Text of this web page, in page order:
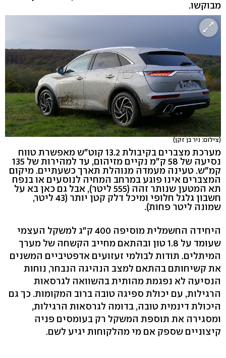
מבוקשו.
(צילום: ניר בן זקן)
מערכת מצברים בקיבולת 13.2 קוט"ש מאפשרת טווח
נסיעה של 58 ק"מ נקיים מזיהום, עד למהירות של 135
קמ"ש. טעינה מעמדה מנוהלת תארך כשעתיים. מיקום
המצברים אינו פוגע במרחב המחיה לנוסעים או בנפח
תא המטען שנותר זהה (555 ליטר), אבל גם כאן בא על
חשבון גלגל חלופי ומיכל דלק קטן יותר (43 ליטר,
שמונה ליטר פחות).
היחידה החשמלית מוסיפה 400 ק"ג למשקל העצמי
שעומד על 1.8 טון ובהתאם מחייב הקשחה של מערך
המיתלים. תודות לבולמי זעזועים אדפטיביים המשנים
את קשיחותם בהתאם למצב הנהיגה הנבחר, נוחות
הנסיעה לא נפגמת מהותית בהשוואה לגרסאות
הרגילות, עם יכולת ספיגה טובה ברוב המקומות. כך גם
היכולת דינמית טובה, בדומה לגרסאות הרגילות,
ומסגירה את תוספת המשקל רק בעומסים פניה
קיצוניים שספק אם מי מהלקוחות יגיע לשם.